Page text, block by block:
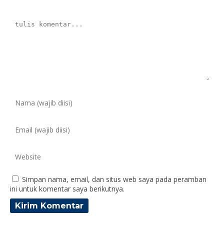
Simpan nama, email, dan situs web saya pada peramban
ini untuk komentar saya berikutnya.